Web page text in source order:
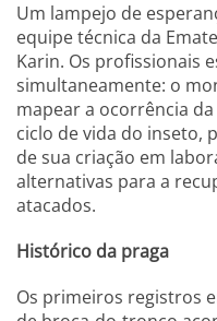
Um lampejo de
equipe técnica da
Karin. Os profissionais
simultaneamente: o
mapear a ocorrência
ciclo de vida do inseto,
de sua criação em
alternativas para a
atacados.
Histórico da praga
Os primeiros registros